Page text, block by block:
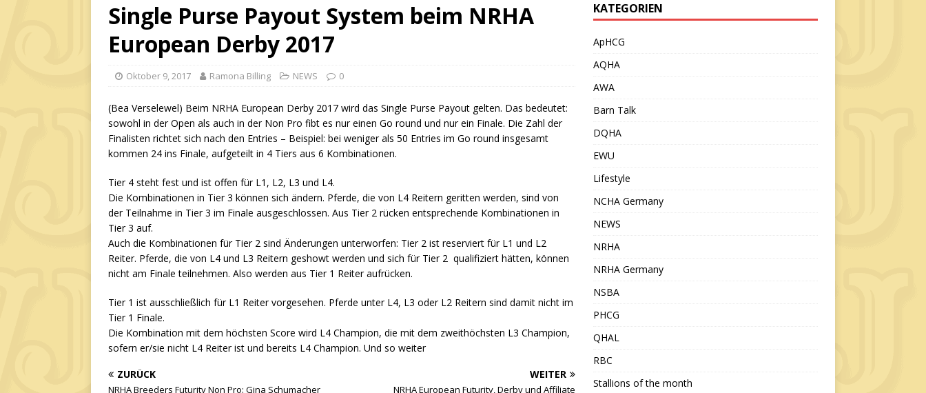
Single Purse Payout System beim NRHA
European Derby 2017
Oktober 9, 2017 Ramona Billing NEWS 0
(Bea Verselewel) Beim NRHA European Derby 2017 wird das Single Purse Payout gelten. Das bedeutet:
sowohl in der Open als auch in der Non Pro fibt es nur einen Go round und nur ein Finale. Die Zahl der
Finalisten richtet sich nach den Entries – Beispiel: bei weniger als 50 Entries im Go round insgesamt
kommen 24 ins Finale, aufgeteilt in 4 Tiers aus 6 Kombinationen.
Tier 4 steht fest und ist offen für L1, L2, L3 und L4.
Die Kombinationen in Tier 3 können sich ändern. Pferde, die von L4 Reitern geritten werden, sind von
der Teilnahme in Tier 3 im Finale ausgeschlossen. Aus Tier 2 rücken entsprechende Kombinationen in
Tier 3 auf.
Auch die Kombinationen für Tier 2 sind Änderungen unterworfen: Tier 2 ist reserviert für L1 und L2
Reiter. Pferde, die von L4 und L3 Reitern geshowt werden und sich für Tier 2 qualifiziert hätten, können
nicht am Finale teilnehmen. Also werden aus Tier 1 Reiter aufrücken.
Tier 1 ist ausschließlich für L1 Reiter vorgesehen. Pferde unter L4, L3 oder L2 Reitern sind damit nicht im
Tier 1 Finale.
Die Kombination mit dem höchsten Score wird L4 Champion, die mit dem zweithöchsten L3 Champion,
sofern er/sie nicht L4 Reiter ist und bereits L4 Champion. Und so weiter
ZURÜCK
NRHA Breeders Futurity Non Pro: Gina Schumacher
WEITER
NRHA European Futurity, Derby und Affiliate
KATEGORIEN
ApHCG
AQHA
AWA
Barn Talk
DQHA
EWU
Lifestyle
NCHA Germany
NEWS
NRHA
NRHA Germany
NSBA
PHCG
QHAL
RBC
Stallions of the month